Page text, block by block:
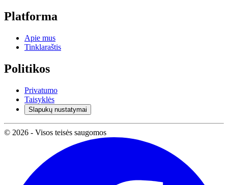
Platforma
Apie mus
Tinklaraštis
Politikos
Privatumo
Taisyklės
Slapukų nustatymai
© 2026 - Visos teisės saugomos